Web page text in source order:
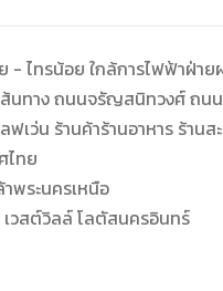
ไทรน้อย ใกล้การไฟฟ้าฝ่าย
ส้นทาง ถนนจรัญสนิทวงศ์ ถ
เว่น ร้านค้าร้านอาหาร ร้าน
ไทย
พระนครเหนือ
เวสต์วิลล์ โลตัสนครอินทร์